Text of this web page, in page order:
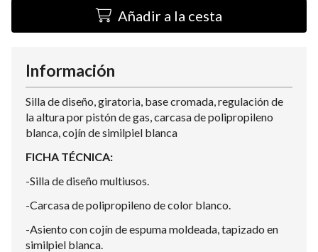
Añadir a la cesta
Información
Silla de diseño, giratoria, base cromada, regulación de
la altura por pistón de gas, carcasa de polipropileno
blanca, cojín de similpiel blanca
FICHA TÉCNICA:
-Silla de diseño multiusos.
-Carcasa de polipropileno de color blanco.
-Asiento con cojín de espuma moldeada, tapizado en
similpiel blanca.